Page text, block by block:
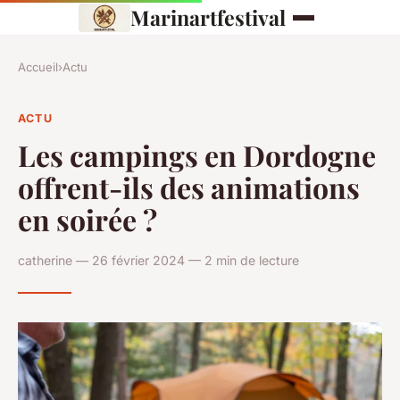
Marinartfestival
Accueil›Actu
ACTU
Les campings en Dordogne
offrent-ils des animations
en soirée ?
catherine — 26 février 2024 — 2 min de lecture